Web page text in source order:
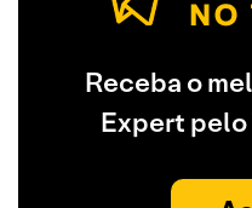
Receba o
Expert pelo